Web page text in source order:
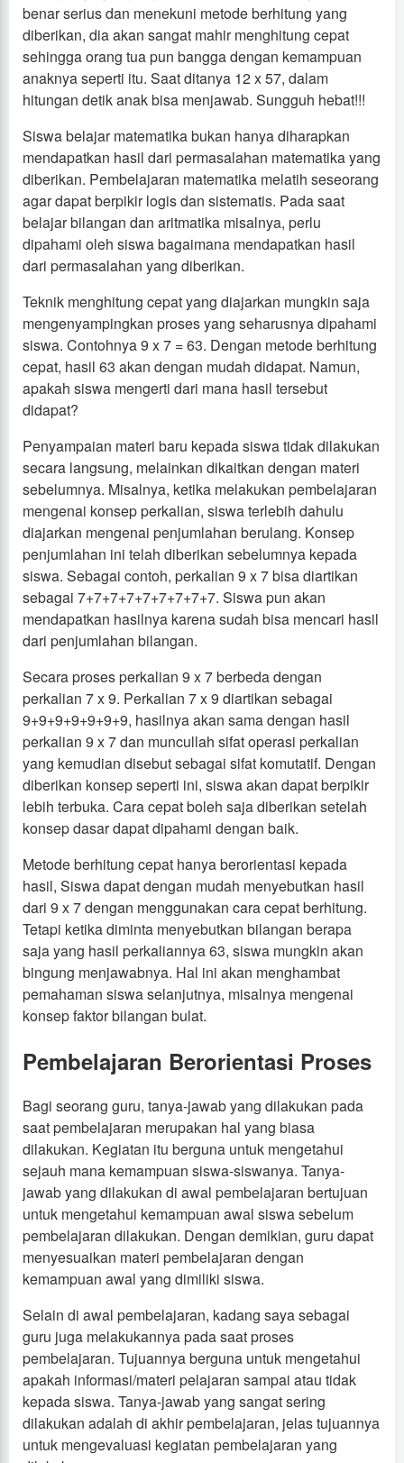
benar serius dan menekuni metode berhitung yang
diberikan, dia akan sangat mahir menghitung cepat
sehingga orang tua pun bangga dengan kemampuan
anaknya seperti itu. Saat ditanya 12 x 57, dalam
hitungan detik anak bisa menjawab. Sungguh hebat!!!
Siswa belajar matematika bukan hanya diharapkan
mendapatkan hasil dari permasalahan matematika yang
diberikan. Pembelajaran matematika melatih seseorang
agar dapat berpikir logis dan sistematis. Pada saat
belajar bilangan dan aritmatika misalnya, perlu
dipahami oleh siswa bagaimana mendapatkan hasil
dari permasalahan yang diberikan.
Teknik menghitung cepat yang diajarkan mungkin saja
mengenyampingkan proses yang seharusnya dipahami
siswa. Contohnya 9 x 7 = 63. Dengan metode berhitung
cepat, hasil 63 akan dengan mudah didapat. Namun,
apakah siswa mengerti dari mana hasil tersebut
didapat?
Penyampaian materi baru kepada siswa tidak dilakukan
secara langsung, melainkan dikaitkan dengan materi
sebelumnya. Misalnya, ketika melakukan pembelajaran
mengenai konsep perkalian, siswa terlebih dahulu
diajarkan mengenai penjumlahan berulang. Konsep
penjumlahan ini telah diberikan sebelumnya kepada
siswa. Sebagai contoh, perkalian 9 x 7 bisa diartikan
sebagai 7+7+7+7+7+7+7+7+7. Siswa pun akan
mendapatkan hasilnya karena sudah bisa mencari hasil
dari penjumlahan bilangan.
Secara proses perkalian 9 x 7 berbeda dengan
perkalian 7 x 9. Perkalian 7 x 9 diartikan sebagai
9+9+9+9+9+9+9, hasilnya akan sama dengan hasil
perkalian 9 x 7 dan muncullah sifat operasi perkalian
yang kemudian disebut sebagai sifat komutatif. Dengan
diberikan konsep seperti ini, siswa akan dapat berpikir
lebih terbuka. Cara cepat boleh saja diberikan setelah
konsep dasar dapat dipahami dengan baik.
Metode berhitung cepat hanya berorientasi kepada
hasil, Siswa dapat dengan mudah menyebutkan hasil
dari 9 x 7 dengan menggunakan cara cepat berhitung.
Tetapi ketika diminta menyebutkan bilangan berapa
saja yang hasil perkaliannya 63, siswa mungkin akan
bingung menjawabnya. Hal ini akan menghambat
pemahaman siswa selanjutnya, misalnya mengenai
konsep faktor bilangan bulat.
Pembelajaran Berorientasi Proses
Bagi seorang guru, tanya-jawab yang dilakukan pada
saat pembelajaran merupakan hal yang biasa
dilakukan. Kegiatan itu berguna untuk mengetahui
sejauh mana kemampuan siswa-siswanya. Tanya-
jawab yang dilakukan di awal pembelajaran bertujuan
untuk mengetahui kemampuan awal siswa sebelum
pembelajaran dilakukan. Dengan demikian, guru dapat
menyesuaikan materi pembelajaran dengan
kemampuan awal yang dimiliki siswa.
Selain di awal pembelajaran, kadang saya sebagai
guru juga melakukannya pada saat proses
pembelajaran. Tujuannya berguna untuk mengetahui
apakah informasi/materi pelajaran sampai atau tidak
kepada siswa. Tanya-jawab yang sangat sering
dilakukan adalah di akhir pembelajaran, jelas tujuannya
untuk mengevaluasi kegiatan pembelajaran yang